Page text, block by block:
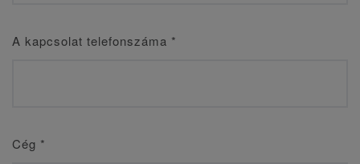
A kapcsolat telefonszáma *
Cég *